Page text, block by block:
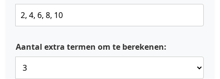
Aantal extra termen om te berekenen: